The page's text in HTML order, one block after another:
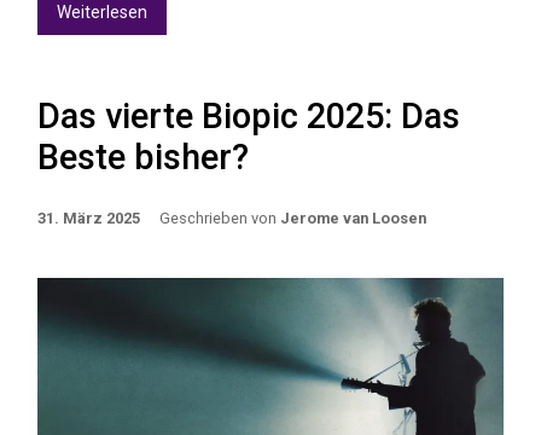
Weiterlesen
Das vierte Biopic 2025: Das
Beste bisher?
31. März 2025 Geschrieben von Jerome van Loosen